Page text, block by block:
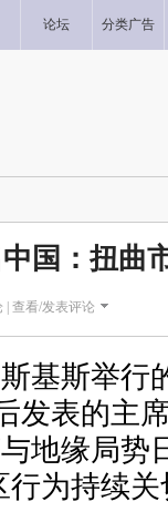
论坛 分类广告
国：扭曲
查看/发表评论
基斯举行
发表的主
地缘局势
行为持续关